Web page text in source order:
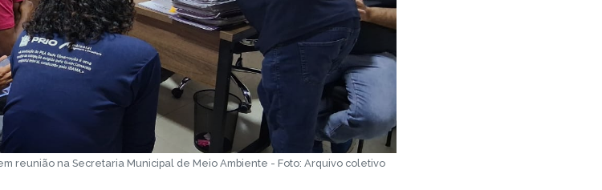
reunião na Secretaria Municipal de Meio Ambiente - Foto: Arquivo coletivo